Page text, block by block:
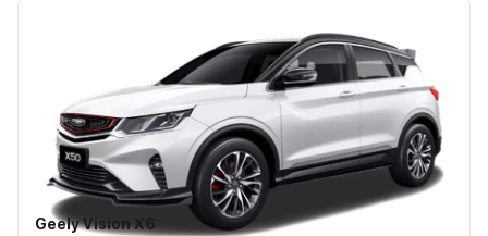
Geely Vision X6